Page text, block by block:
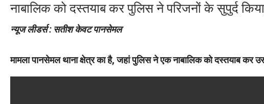
नाबालिक को दस्तयाब कर पुलिस ने परिजनों के सुपुर्द
न्यूज लीडर्स : सतीश केवट पानसेमल
मामला पानसेमल थाना क्षेत्र का है, जहां पुलिस ने एक नाबालिक को दस्तयाब कर